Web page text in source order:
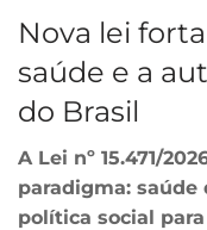
Nova lei
saúde e a
do Brasil
A Lei nº 15.471/
paradigma: saúde
política social